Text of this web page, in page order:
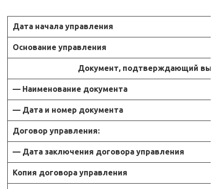
Дата начала управления
Основание управления
Документ, подтверждающий
— Наименование документа
— Дата и номер документа
Договор управления:
— Дата заключения договора управления
Копия договора управления